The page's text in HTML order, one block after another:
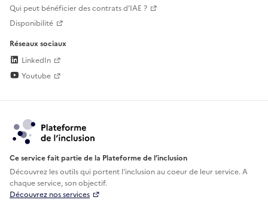
Qui peut bénéficier des contrats d'IAE ?
Disponibilité
Réseaux sociaux
LinkedIn
Youtube
Ce service fait partie de la Plateforme de l’inclusion
Découvrez les outils qui portent l'inclusion aucoeur de leur service. A
chaque service, son objectif.
Découvrez nos services